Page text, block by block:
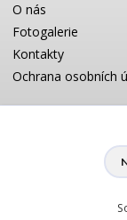
O nás
Fotogalerie
Kontakty
Ochrana osobních
Potřebujete
+420 728 772